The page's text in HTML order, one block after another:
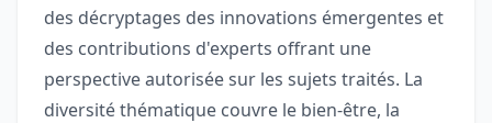
des décryptages des innovations émergentes et
des contributions d'experts offrant une
perspective autorisée sur les sujets traités. La
diversité thématique couvre le bien-être, la